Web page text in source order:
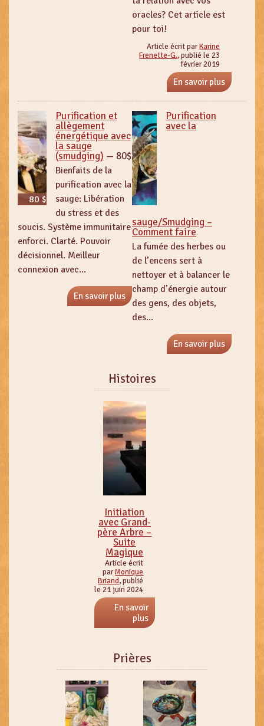
oracles? Cet article est
pour toi!
Article écrit parKarine
Frenette-G., publié le 23
février 2019
En savoir plus
80 $
Purification et
allègement
énergétique avec
la sauge
(smudging) — 80$
Bienfaits de la
purification avec la
sauge: Libération
du stress et des
soucis. Système immunitaire
enforci. Clarté. Pouvoir
décisionnel. Meilleur
connexion avec...
En savoir plus
Purification
avec la
sauge/Smudging –
Comment faire
La fumée des herbes ou
de l’encens sert à
nettoyer et à balancer le
champ d’énergie autour
des gens, des objets,
des...
En savoir plus
Histoires
Initiation
avec Grand-
père Arbre –
Suite
Magique
Article écrit
parMonique
Briand, publié
le 21 juin 2024
En savoir
plus
Prières